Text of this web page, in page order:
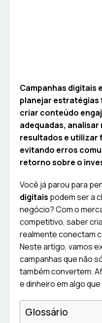
Campanhas digitais
planejar
criar conteúdo
adequadas,
resultados e utilizar
evitando erros
retorno sobre o
Você já parou para
digitais podem ser a
negócio? Com o
competitivo, saber
realmente conectam
Neste artigo, vamos
campanhas que não
também convertem.
e dinheiro em algo
Glossário